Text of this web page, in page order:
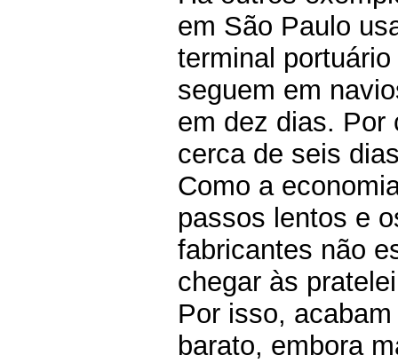
em São Paulo
terminal
seguem em
em dez dias. Por
cerca de seis
Como a
passos lentos e
fabricantes não
chegar às
Por isso,
barato, embora